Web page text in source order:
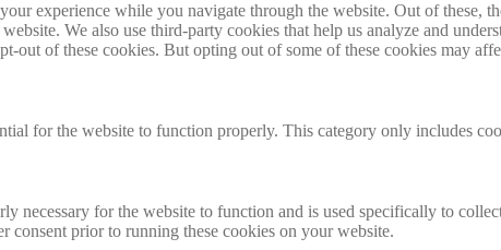
experience while you navigate through the website. Out of these,
We also use third-party cookies that help us analyze and
out of these cookies. But opting out of some of these cookies may
for the website to function properly. This category only includes
necessary for the website to function and is used specifically to
consent prior to running these cookies on your website.